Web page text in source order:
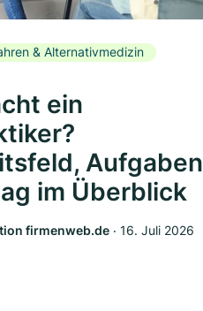
& Alternativmedizin
ein
Aufgaben
im Überblick
firmenweb.de ‧ 16. Juli 2026